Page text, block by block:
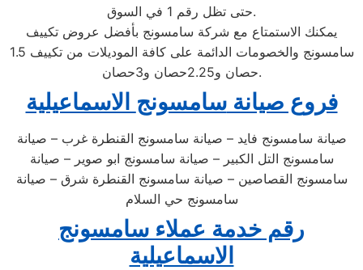
حتى تظل رقم 1 في السوق.
يمكنك الاستمتاع مع شركة سامسونج بأفضل عروض تكييف
سامسونج والخصومات الدائمة على كافة الموديلات من تكييف 1.5
حصان و2.25حصان و3حصان.
فروع صيانةسامسونج الاسماعيلية
صيانة سامسونج فايد – صيانة سامسونج القنطرة غرب – صيانة
سامسونج التل الكبير – صيانة سامسونج ابو صوير – صيانة
سامسونج القصاصين – صيانة سامسونج القنطرة شرق – صيانة
سامسونج حي السلام
رقم خدمة عملاء سامسونج
الاسماعيلية